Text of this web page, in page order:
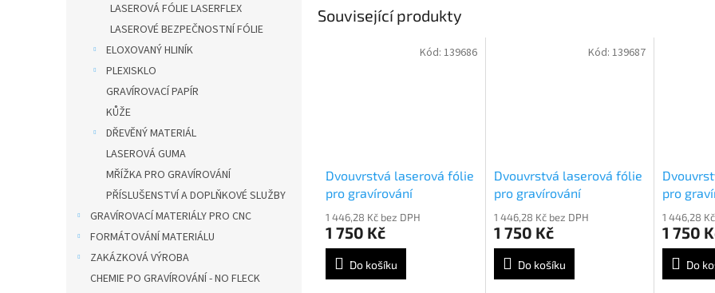
LASEROVÁ FÓLIE LASERFLEX
LASEROVÉ BEZPEČNOSTNÍ FÓLIE
ELOXOVANÝ HLINÍK
PLEXISKLO
GRAVÍROVACÍ PAPÍR
KŮŽE
DŘEVĚNÝ MATERIÁL
LASEROVÁ GUMA
MŘÍŽKA PRO GRAVÍROVÁNÍ
PŘÍSLUŠENSTVÍ A DOPLŇKOVÉ SLUŽBY
GRAVÍROVACÍ MATERIÁLY PRO CNC
FORMÁTOVÁNÍ MATERIÁLU
ZAKÁZKOVÁ VÝROBA
CHEMIE PO GRAVÍROVÁNÍ - NO FLECK
Související produkty
Dvouvrstvá laserová fólie
pro gravírování
TrolaseFoil TF139686
1 446,28 Kč bez DPH
1 750 Kč
Do košíku
Kód: 139686
Dvouvrstvá laserová fólie
pro gravírování
TrolaseFoil TF139687
1 446,28 Kč bez DPH
1 750 Kč
Do košíku
Kód: 139687
pro
1 446,28
1 750
Do